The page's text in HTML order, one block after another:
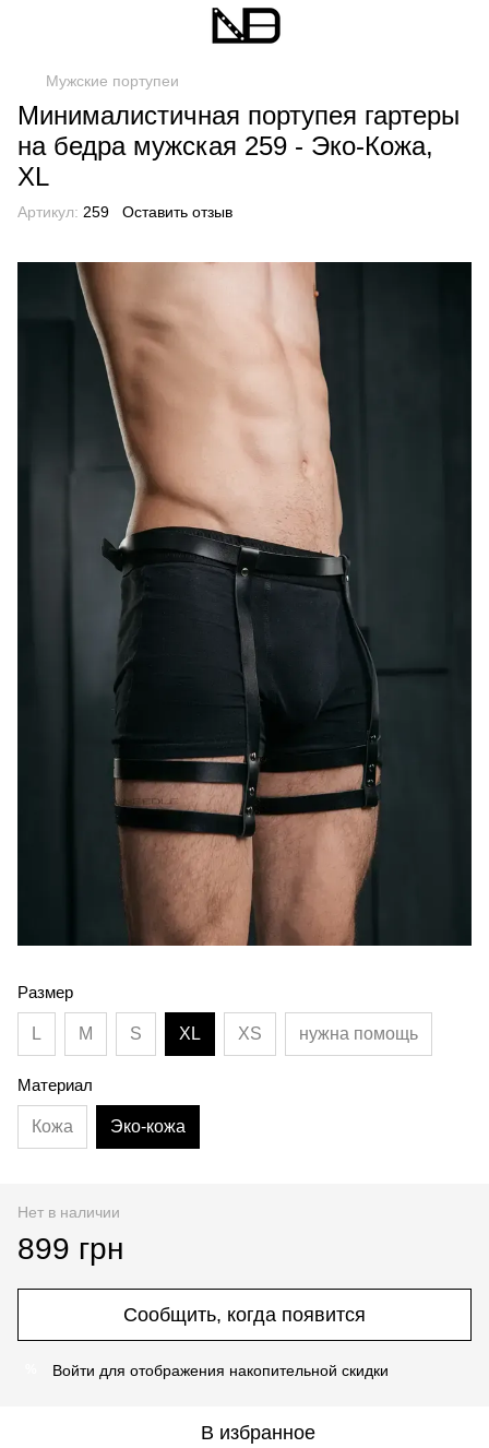
Мужские портупеи
Минималистичная портупея гартеры
на бедра мужская 259 - Эко-Кожа,
XL
Артикул: 259 Оставить отзыв
Размер
L M S XL XS нужна помощь
Материал
Кожа Эко-кожа
Нет в наличии
899 грн
Сообщить, когда появится
Войти для отображения накопительной скидки
В избранное